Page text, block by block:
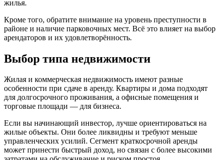
жилья.
Кроме того, обратите внимание на уровень преступности в
районе и наличие парковочных мест. Всё это влияет на выбор
арендаторов и их удовлетворённость.
Выбор типа недвижимости
Жилая и коммерческая недвижимость имеют разные
особенности при сдаче в аренду. Квартиры и дома подходят
для долгосрочного проживания, а офисные помещения и
торговые площади — для бизнеса.
Если вы начинающий инвестор, лучше ориентироваться на
жилые объекты. Они более ликвидны и требуют меньше
управленческих усилий. Сегмент краткосрочной аренды
может принести быстрый доход, но связан с более высокими